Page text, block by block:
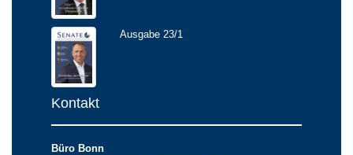
Ausgabe 23/1
Kontakt
Büro Bonn